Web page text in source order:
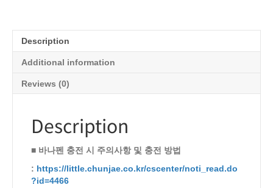
Description
Additional information
Reviews (0)
Description
■ 바나펜 충전 시 주의사항 및 충전 방법
: https://little.chunjae.co.kr/cscenter/noti_read.do
?id=4466